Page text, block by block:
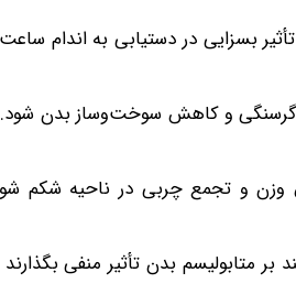
بسزایی در دستیابی به اندام
و کاهش سوخت‌وساز بدن شود.
و تجمع چربی در ناحیه شکم
متابولیسم بدن تأثیر منفی بگذارند